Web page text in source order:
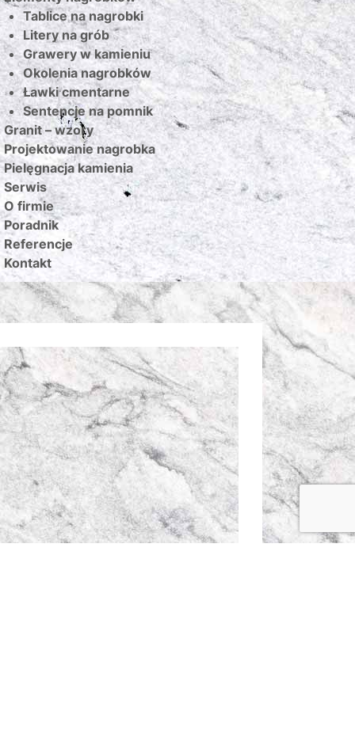
Tablice na nagrobki
Litery na grób
Grawery w kamieniu
Okolenia nagrobków
Ławki cmentarne
Sentencje na pomnik
Granit – wzory
Projektowanie nagrobka
Pielęgnacja kamienia
Serwis
O firmie
Poradnik
Referencje
Kontakt